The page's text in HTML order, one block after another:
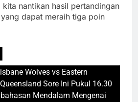
nantikan hasil pertandingan
dapat meraih tiga poin
Wolves vs Eastern
Sore Ini Pukul 16.30
Mendalam Mengenai